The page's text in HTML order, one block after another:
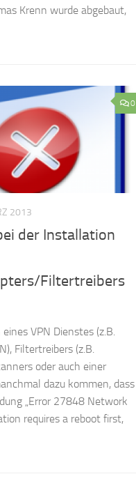
Krenn wurde abgebaut,
0
2013
der Installation
Filtertreibers
VPN Dienstes (z.B.
Filtertreibers (z.B.
oder auch einer
dazu kommen, dass
„Error 27848 Network
requires a reboot first,